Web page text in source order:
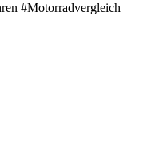
#Motorradvergleich